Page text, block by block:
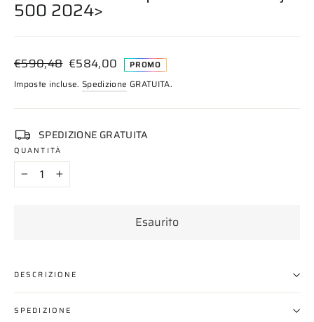
500 2024>
Prezzo
di
listino
€590,48 Prezzo
scontato
€584,00 PROMO
Imposte incluse. Spedizione GRATUITA.
SPEDIZIONE GRATUITA
QUANTITÀ
+
Esaurito
DESCRIZIONE
SPEDIZIONE